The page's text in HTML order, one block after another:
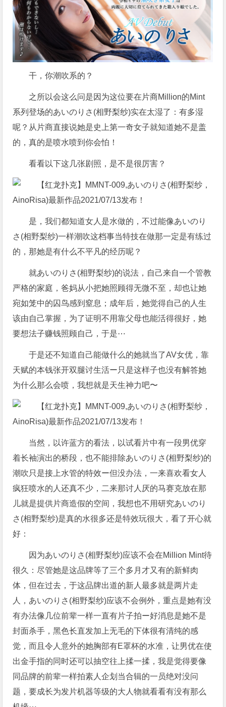
干，你潮吹系的？
之所以会这么问是因为这位要在片商Million的Mint
系列登场的あいのりさ(相野梨纱)实在太湿了：有多湿
呢？从片商直接说她是史上第一奇女子就知道她不是盖
的，真的是喷水喷到你会怕！
看看以下这几张剧照，是不是很厉害？
是，我们都知道女人是水做的，不过能像あいのり
さ(相野梨纱)一样潮吹这档事当特技在做那一定是有练过
的，那她是有什么不平凡的经历呢？
就あいのりさ(相野梨纱)的说法，自己来自一个管教
严格的家庭，爸妈从小把她照顾得无微不至，却也让她
宛如笼中的囚鸟感到窒息；成年后，她觉得自己的人生
该由自己掌握，为了证明不用靠父母也能活得很好，她
要想法子赚钱照顾自己，于是⋯
于是还不知道自己能做什么的她就当了AV女优，靠
天赋的本钱张开双腿讨生活ー只是这样子也没有解答她
为什么那么会喷，我想就是天生神力吧〜
当然，以许蓝方的看法，以试看片中有一段男优穿
着长袖演出的桥段，也不能排除あいのりさ(相野梨纱)的
潮吹只是接上水管的特效ー但没办法，一来喜欢看女人
疯狂喷水的人还真不少，二来那讨人厌的马赛克放在那
儿就是提供片商造假的空间，我想也不用研究あいのり
さ(相野梨纱)是真的水很多还是特效玩很大，看了开心就
好：
因为あいのりさ(相野梨纱)应该不会在Million Mint待
很久：尽管她是这品牌等了三个多月才又有的新鲜肉
体，但在过去，于这品牌出道的新人最多就是两片走
人，あいのりさ(相野梨纱)应该不会例外，重点是她有没
有办法像几位前辈一样一直有片子拍ー好消息是她不是
封面杀手，黑色长直发加上无毛的下体很有清纯的感
觉，而且令人意外的她胸部有E罩杯的水准，让男优在使
出金手指的同时还可以抽空往上揉一揉，我是觉得要像
同品牌的前辈一样拍素人企划当合辑的一员绝对没问
题，要成长为发片机器等级的大人物就看看有没有那么